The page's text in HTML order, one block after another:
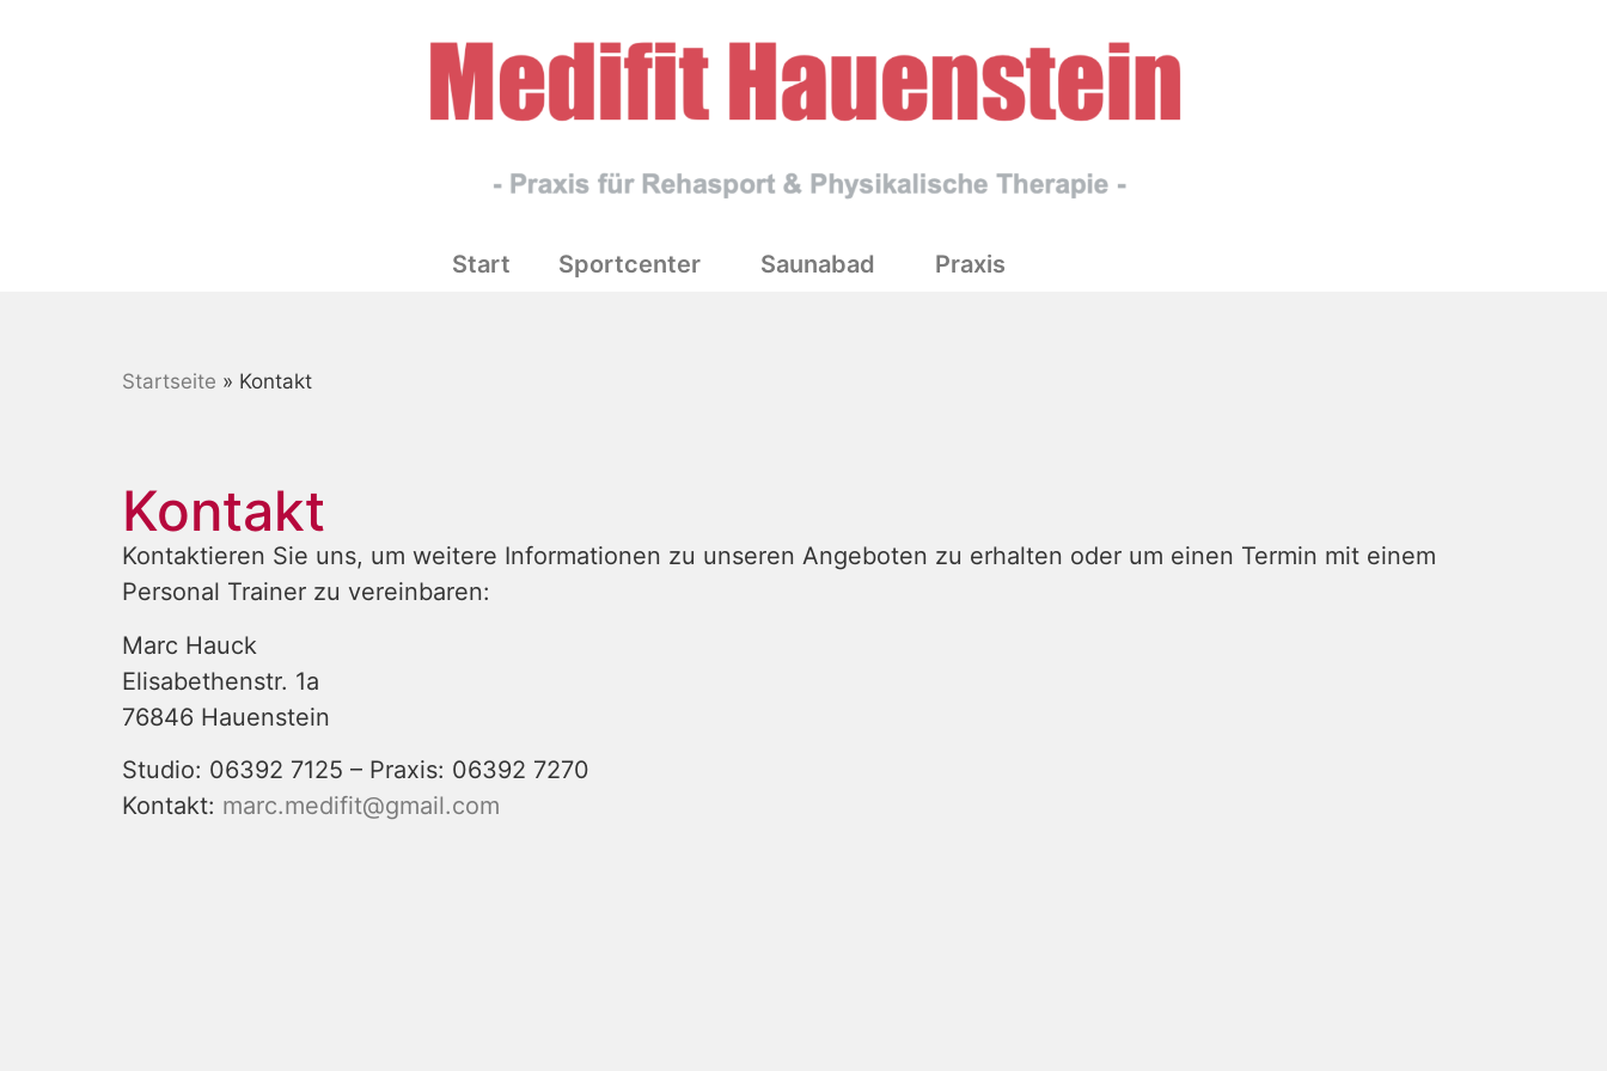
Start Sportcenter Saunabad Praxis
Startseite » Kontakt
Kontakt
Kontaktieren Sie uns, um weitere Informationen zu unseren Angeboten zu erhalten oder um einen Termin mit einem
Personal Trainer zu vereinbaren:
Marc Hauck
Elisabethenstr. 1a
76846 Hauenstein
Studio: 06392 7125 – Praxis: 06392 7270
Kontakt: marc.medifit@gmail.com